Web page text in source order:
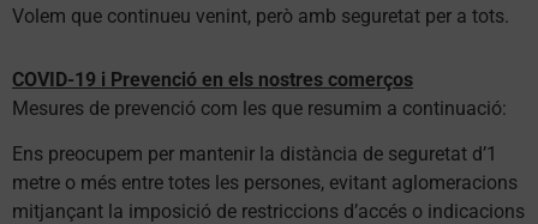
Volem que continueu venint, però amb seguretat per a tots.
COVID-19 i Prevenció en els nostres comerços
Mesures de prevenció com les que resumim a continuació:
Ens preocupem per mantenir la distància de seguretat d’1
metre o més entre totes les persones, evitant aglomeracions
mitjançant la imposició de restriccions d’accés o indicacions